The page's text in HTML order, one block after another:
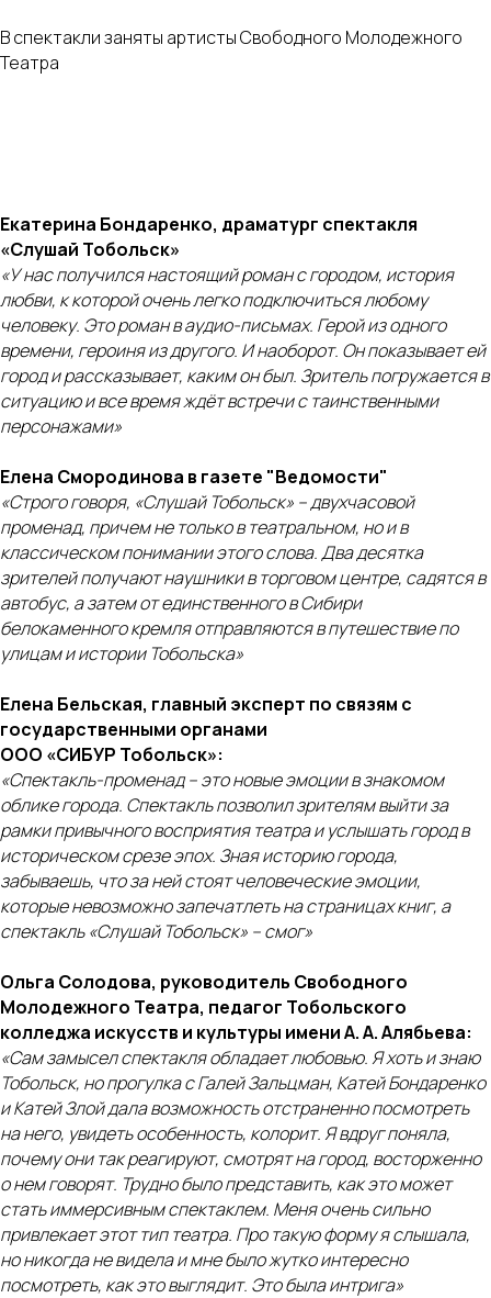
В спектакли заняты артисты Свободного Молодежного
Театра
Екатерина Бондаренко, драматург спектакля
«Слушай Тобольск»
«У нас получился настоящий роман с городом, история
любви, к которой очень легко подключиться любому
человеку. Это роман в аудио-письмах. Герой из одного
времени, героиня из другого. И наоборот. Он показывает ей
город и рассказывает, каким он был. Зритель погружается в
ситуацию и все время ждёт встречи с таинственными
персонажами»
Елена Смородинова в газете "Ведомости"
«Строго говоря, «Слушай Тобольск» – двухчасовой
променад, причем не только в театральном, но и в
классическом понимании этого слова. Два десятка
зрителей получают наушники в торговом центре, садятся в
автобус, а затем от единственного в Сибири
белокаменного кремля отправляются в путешествие по
улицам и истории Тобольска»
Елена Бельская, главный эксперт по связям с
государственными органами
ООО «СИБУР Тобольск»:
«Спектакль-променад – это новые эмоции в знакомом
облике города. Спектакль позволил зрителям выйти за
рамки привычного восприятия театра и услышать город в
историческом срезе эпох. Зная историю города,
забываешь, что за ней стоят человеческие эмоции,
которые невозможно запечатлеть на страницах книг, а
спектакль «Слушай Тобольск» – смог»
Ольга Солодова, руководитель Свободного
Молодежного Театра, педагог Тобольского
колледжа искусств и культуры имени А. А. Алябьева:
«Сам замысел спектакля обладает любовью. Я хоть и знаю
Тобольск, но прогулка с Галей Зальцман, Катей Бондаренко
и Катей Злой дала возможность отстраненно посмотреть
на него, увидеть особенность, колорит. Я вдруг поняла,
почему они так реагируют, смотрят на город, восторженно
о нем говорят. Трудно было представить, как это может
стать иммерсивным спектаклем. Меня очень сильно
привлекает этот тип театра. Про такую форму я слышала,
но никогда не видела и мне было жутко интересно
посмотреть, как это выглядит. Это была интрига»